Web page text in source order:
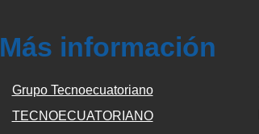
Más información
Grupo Tecnoecuatoriano
TECNOECUATORIANO